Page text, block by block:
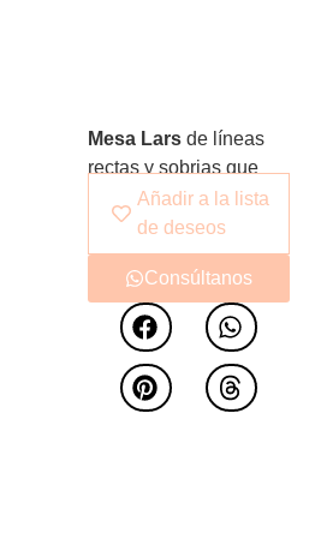
Mesa Larsde líneas
rectas y sobrias que
transmite ligereza en
nuestros ambientes.
Fabricada con materias
primas seleccionadas
que hacen de ella una
pieza combinable y
versátil
Añadir a la lista
de deseos
Consúltanos